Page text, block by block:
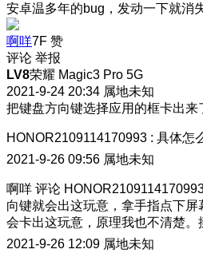
安卓温多年的bug，发动一下就消
啊咩7F 赞
评论 举报
LV8荣耀 Magic3 Pro 5G
2021-9-24 20:34 属地未知
把键盘方向键选择应用的框卡出来
HONOR2109114170993 : 具体怎
2021-9-26 09:56 属地未知
啊咩 评论
向键就会出这玩意，拿手指点下
会卡出这玩意，原理我也不清楚。
2021-9-26 12:09 属地未知